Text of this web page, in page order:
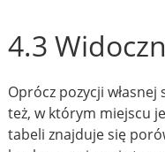
4.3
Oprócz pozycji
też, w którym miejscu
tabeli znajduje się